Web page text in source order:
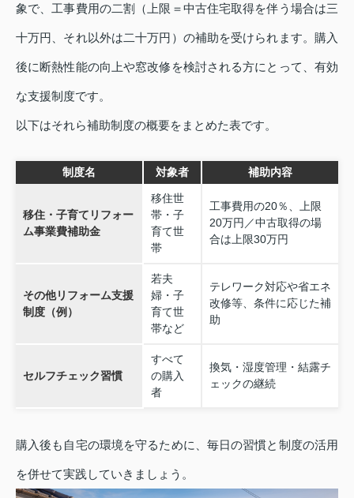
象で、工事費用の二割（上限＝中古住宅取得を伴う場合は三
十万円、それ以外は二十万円）の補助を受けられます。購入
後に断熱性能の向上や窓改修を検討される方にとって、有効
な支援制度です。
以下はそれら補助制度の概要をまとめた表です。
制度名 対象者 補助内容
移住・子育てリフォー
ム事業費補助金
移住世
帯・子
育て世
帯
工事費用の20％、上限
20万円／中古取得の場
合は上限30万円
その他リフォーム支援
制度（例）
若夫
婦・子
育て世
帯など
テレワーク対応や省エネ
改修等、条件に応じた補
助
セルフチェック習慣
すべて
の購入
者
換気・湿度管理・結露チ
ェックの継続
購入後も自宅の環境を守るために、毎日の習慣と制度の活用
を併せて実践していきましょう。